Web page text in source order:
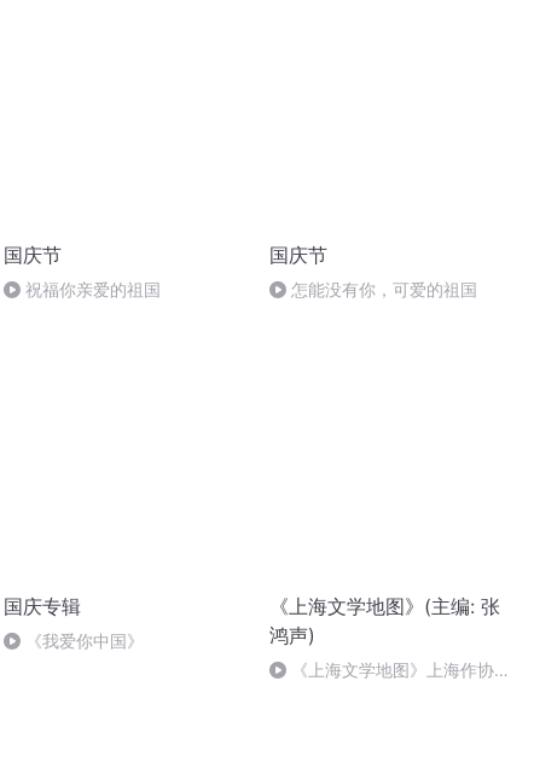
国庆节
祝福你亲爱的祖国
国庆节
怎能没有你，可爱的祖国
国庆专辑
《我爱你中国》
《上海文学地图》(主编: 张
鸿声)
《上海文学地图》上海作协与